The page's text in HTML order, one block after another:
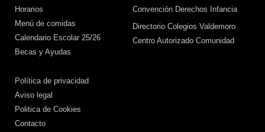
Horarios
Menú de comidas
Calendario Escolar 25/26
Becas y Ayudas
Convención Derechos Infancia
Directorio Colegios Valdemoro
Centro Autorizado Comunidad
Política de privacidad
Aviso legal
Politica de Cookies
Contacto